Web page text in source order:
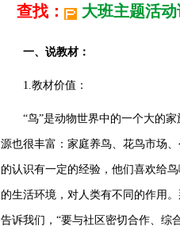
查找： 大班主题活
一、说教材：
1.教材价值：
“鸟”是动物世界中的一个大的家
源也很丰富：家庭养鸟、花鸟市场
的认识有一定的经验，他们喜欢给
的生活环境，对人类有不同的作用
告诉我们，“要与社区密切合作、综